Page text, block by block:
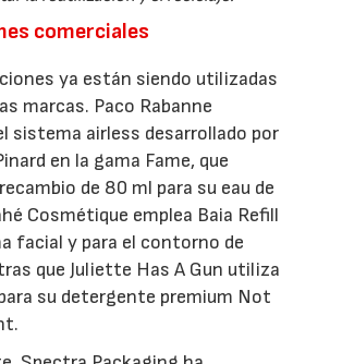
comerciales
ya están siendo utilizadas
marcas. Paco Rabanne
sistema airless desarrollado por
en la gama Fame, que
de 80 ml para su eau de
Cosmétique emplea Baia Refill
facial y para el contorno de
que Juliette Has A Gun utiliza
su detergente premium Not